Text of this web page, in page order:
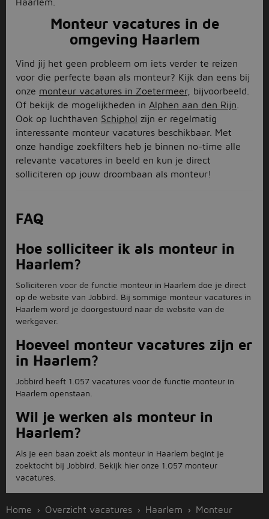
Monteur vacatures in de
omgeving Haarlem
Vind jij het geen probleem om iets verder te reizen
voor die perfecte baan als monteur? Kijk dan eens bij
onze monteur vacatures in Zoetermeer, bijvoorbeeld.
Of bekijk de mogelijkheden in Alphen aan den Rijn
Ook op luchthaven Schiphol zijn er regelmatig
interessante monteur vacatures beschikbaar. Met
onze handige zoekfilters heb je binnen no-time alle
relevante vacatures in beeld en kun je direct
solliciteren op jouw droombaan als monteur!
FAQ
Hoe solliciteer ik als monteur in
Haarlem?
Solliciteren voor de functie monteur in Haarlem doe je direct
op de website van Jobbird. Bij sommige monteur vacatures in
Haarlem word je doorgestuurd naar de website van de
werkgever.
Hoeveel monteur vacatures zijn er
in Haarlem?
Jobbird heeft 1.057 vacatures voor de functie monteur in
Haarlem openstaan.
Wil je werken als monteur in
Haarlem?
Als je een baan zoekt als monteur in Haarlem begint je
zoektocht bij Jobbird. Bekijk hier onze 1.057 monteur
vacatures.
Home Overzicht vacatures Haarlem Monteur